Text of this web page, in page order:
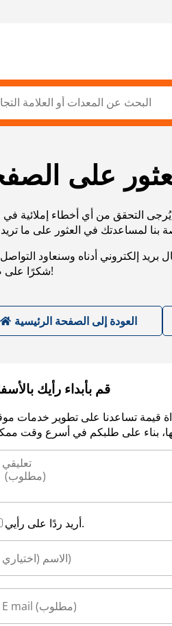
على
التحقق من أي أخطاء إملائية في
إلكتروني أدناه وسنعاود
شكرًا على صبرك!
العودة إلى الصفحة الرئيسية
قم بأبداء رأيك
قيمة تساعدنا على تطوير خدمات
أريد ردًا على رأيي.